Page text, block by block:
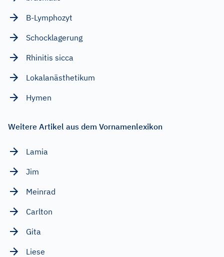
B-Lymphozyt
Schocklagerung
Rhinitis sicca
Lokalanästhetikum
Hymen
Weitere Artikel aus dem Vornamenlexikon
Lamia
Jim
Meinrad
Carlton
Gita
Liese